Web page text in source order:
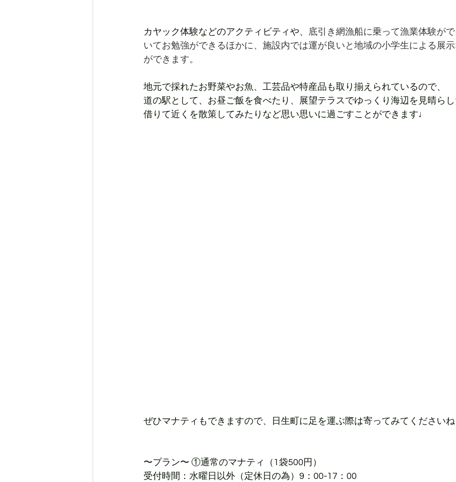
カヤック体験などのアクティビティや、 底引き網漁船に乗って漁業体験が
いてお勉強ができるほかに、施設内では運が良いと地域の小学生による展
ができます。
地元で採れたお野菜やお魚、工芸品や特産品も取り揃えられているので、
道の駅として、お昼ご飯を食べたり、展望テラスでゆっくり海辺を見晴ら
借りて近くを散策してみたりなど思い思いに過ごすことができます♩
ぜひマナティもできますので、日生町に足を運ぶ際は寄ってみてください
〜プラン〜 ①通常のマナティ（1袋500円）
受付時間：水曜日以外（定休日の為）9：00-17：00